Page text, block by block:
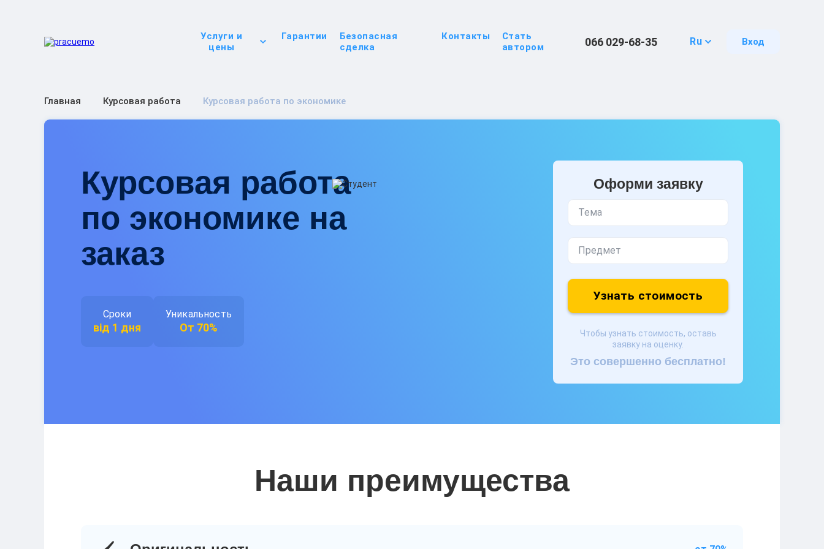
Услуги и
цены
Гарантии
Безопасная
сделка
Контакты
Стать
автором
066 029-68-35 Ru Вход
Главная Курсовая работа Курсовая работа по экономике
Курсовая работа
по экономике на
заказ
Сроки
від 1 дня
Уникальность
От 70%
Оформи заявку
Узнать стоимость
Чтобы узнать стоимость, оставь
заявку на оценку.
Это совершенно бесплатно!
Наши преимущества